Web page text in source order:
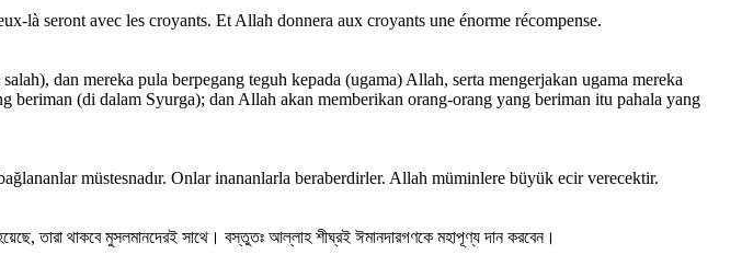
là seront avec les croyants. Et Allah donnera aux croyants une énorme récompense.
dan mereka pula berpegang teguh kepada (ugama) Allah, serta mengerjakan ugama mereka
beriman (di dalam Syurga); dan Allah akan memberikan orang-orang yang beriman itu pahala yang
müstesnadır. Onlar inananlarla beraberdirler. Allah müminlere büyük ecir verecektir.
তারা থাকবে মুসলমানদেরই সাথে। বস্তুতঃ আল্লাহ শীঘ্রই ঈমানদারগণকে মহাপূণ্য দান করবেন।